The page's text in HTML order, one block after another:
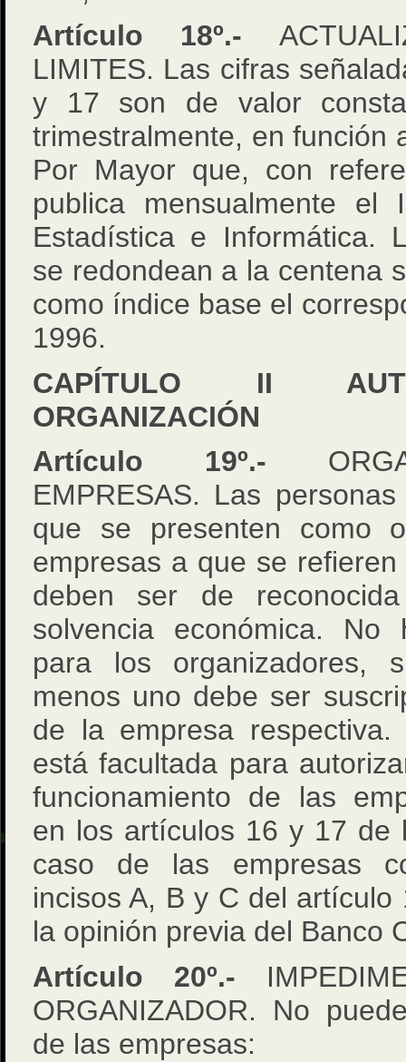
Artículo 18º.-
LIMITES. Las cifras
y 17 son de valor
trimestralmente, en función
Por Mayor que, con
publica mensualmente el
Estadística e Informática.
se redondean a la centena
como índice base el
1996.
CAPÍTULO II
ORGANIZACIÓN
Artículo 19º.-
EMPRESAS. Las
que se presenten como
empresas a que se
deben ser de
solvencia económica. No
para los organizadores,
menos uno debe ser
de la empresa respectiva.
está facultada para
funcionamiento de las
en los artículos 16 y 17 de
caso de las empresas
incisos A, B y C del
la opinión previa del Banco
Artículo 20º.-
ORGANIZADOR. No
de las empresas: